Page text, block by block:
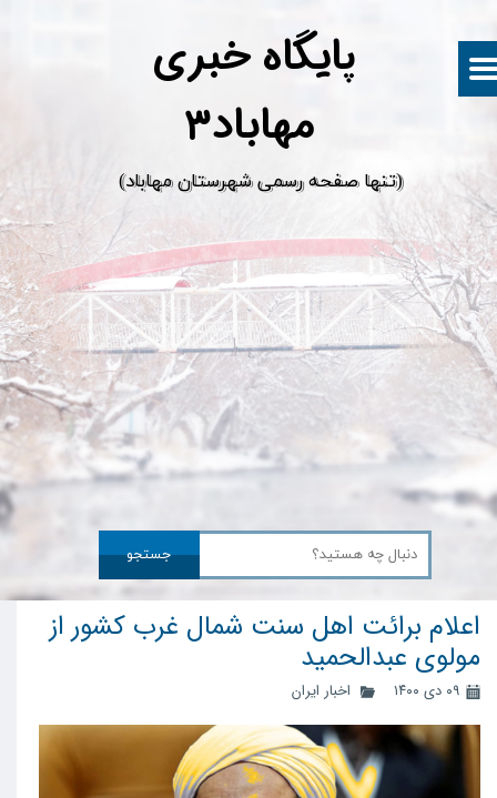
پایگاه خبری
​(تنها صفحه رسمی شهرستان مهاباد)
جستجو
اعلام برائت اهل سنت شمال‌ غرب کشور از
مولوی عبدالحمید
۰۹ دی ۱۴۰۰ اخبار ایران